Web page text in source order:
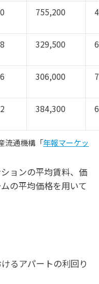
755,200
329,500
306,000
384,300
流通機構「年報マーケッ
ョンの平均賃料、価
の平均価格を用いて
るアパートの利回り